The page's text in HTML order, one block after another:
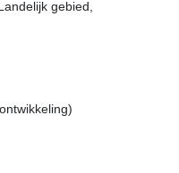
gebied,